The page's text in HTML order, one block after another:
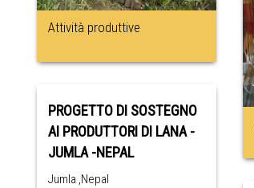
Attività produttive
PROGETTO DI SOSTEGNO
AI PRODUTTORI DI LANA -
JUMLA -NEPAL
Jumla ,Nepal